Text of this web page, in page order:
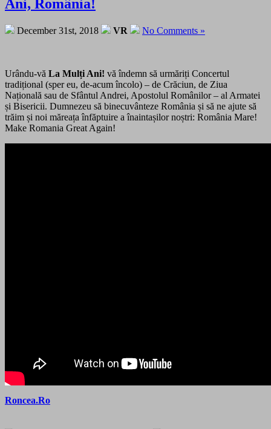
Ani, România!
December 31st, 2018 VR No Comments »
Urându-vă La Mulți Ani! vă îndemn să urmăriți Concertul
tradițional (sper eu, de-acum încolo) – de Crăciun, de Ziua
Națională sau de Sfântul Andrei, Apostolul Românilor – al Armatei
și Bisericii. Dumnezeu să binecuvânteze România și să ne ajute să
trăim și noi măreața înfăptuire a înaintașilor noștri: România Mare!
Make Romania Great Again!
Roncea.Ro